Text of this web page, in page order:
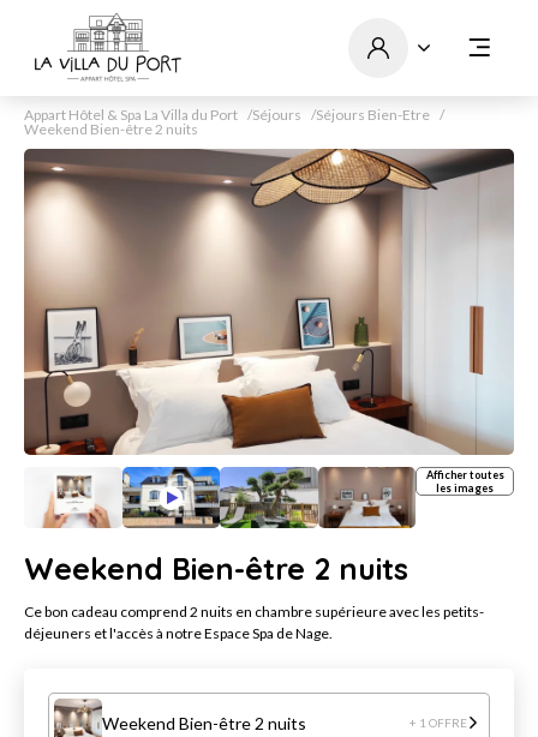
Appart Hôtel & Spa La Villa du Port Séjours
Séjours Bien-Etre
Weekend Bien-être 2 nuits
Afficher toutes
les images
Weekend Bien-être 2 nuits
Ce bon cadeau comprend 2 nuits en chambre supérieure avec les petits-
déjeuners et l'accès à notre Espace Spa de Nage.
Weekend Bien-être 2 nuits + 1 OFFRE